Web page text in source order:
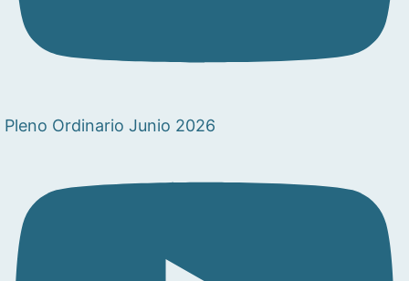
Pleno Ordinario Junio 2026